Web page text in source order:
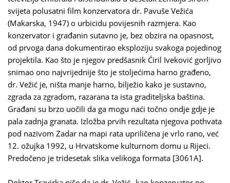
svijeta polusatni film konzervatora dr. Pavuše Vežića
(Makarska, 1947) o urbicidu povijesnih razmjera. Kao
konzervator i građanin sutavno je, bez obzira na opasnost,
od prvoga dana dokumentirao eksploziju svakoga pojedinog
projektila. Kao što je njegov predšasnik Ćiril Iveković gorljivo
snimao ono najvrijednije što je stoljećima harno građeno,
dr. Vežić je, ništa manje harno, bilježio kako je sustavno,
zgrada za zgradom, razarana ta ista graditeljska baština.
Građani su brzo uočili da ga mogu naći točno ondje gdje je
pala zadnja granata. Izložba prvih rezultata njegova pothvata
pod nazivom Zadar na mapi rata upriličena je vrlo rano, već
12. ožujka 1992, u Hrvatskome kulturnom domu u Rijeci.
Predočeno je tridesetak slika velikoga formata [3061A].